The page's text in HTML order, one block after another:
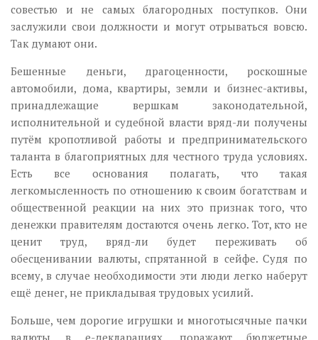
совестью и не самых благородных поступков. Они
заслужили свои должности и могут отрываться вовсю.
Так думают они.
Бешенные деньги, драгоценности, роскошные
автомобили, дома, квартиры, земли и бизнес-активы,
принадлежащие вершкам законодательной,
исполнительной и судебной власти вряд-ли получены
путём кропотливой работы и предпринимательского
таланта в благоприятных для честного труда условиях.
Есть все основания полагать, что такая
легкомысленность по отношению к своим богатствам и
общественной реакции на них это признак того, что
денежки правителям достаются очень легко. Тот, кто не
ценит труд, вряд-ли будет переживать об
обесценивании валюты, спрятанной в сейфе. Судя по
всему, в случае необходимости эти люди легко наберут
ещё денег, не прикладывая трудовых усилий.
Больше, чем дорогие игрушки и многотысячные пачки
валюты в е-декларациях, поражают бюджетные